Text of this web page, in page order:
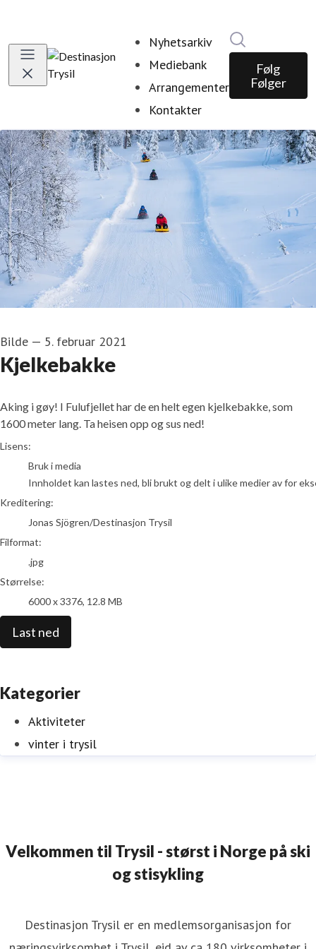
Nyhetsarkiv
Mediebank
Arrangementer
Kontakter
Følg
Følger
Bilde — 5. februar 2021
Kjelkebakke
Aking i gøy! I Fulufjellet har de en helt egen kjelkebakke, som
1600 meter lang. Ta heisen opp og sus ned!
Jonas Sjögren/Destinasjon Trysil
Lisens:
Bruk i media
Innholdet kan lastes ned, bli brukt og delt i ulike medier av for
Kreditering:
Jonas Sjögren/Destinasjon Trysil
Filformat:
.jpg
Størrelse:
6000 x 3376, 12.8 MB
Last ned
Kategorier
Aktiviteter
vinter i trysil
Velkommen til Trysil - størst i Norge på ski
og stisykling
Destinasjon Trysil er en medlemsorganisasjon for